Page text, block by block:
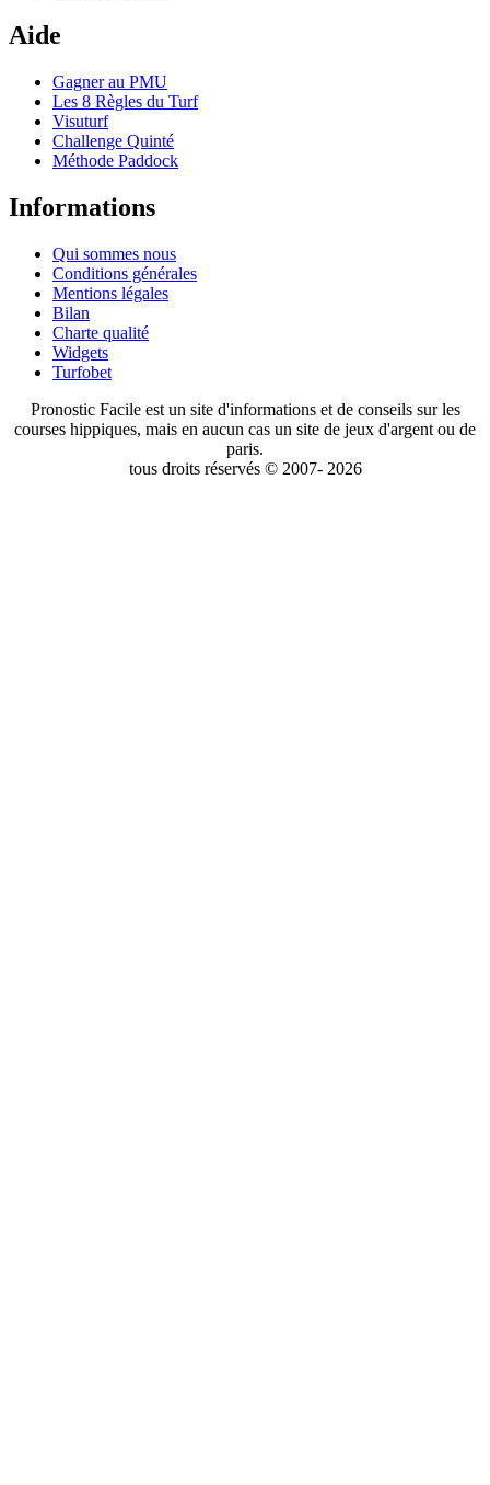
Aide
Gagner au PMU
Les 8 Règles du Turf
Visuturf
Challenge Quinté
Méthode Paddock
Informations
Qui sommes nous
Conditions générales
Mentions légales
Bilan
Charte qualité
Widgets
Turfobet
Pronostic Facile est un site d'informations et de conseils sur les
courses hippiques, mais en aucun cas un site de jeux d'argent ou de
paris.
tous droits réservés © 2007- 2026